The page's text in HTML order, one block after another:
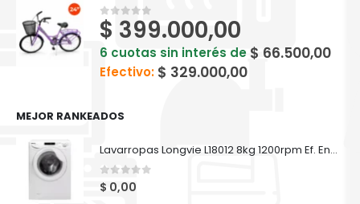
0out of 5
$ 399.000,00
6 cuotas sin interés de $ 66.500,00
Efectivo: $ 329.000,00
MEJOR RANKEADOS
Lavarropas Longvie L18012 8kg 1200rpm Ef. Energética A++
0 out of 5
$ 0,00